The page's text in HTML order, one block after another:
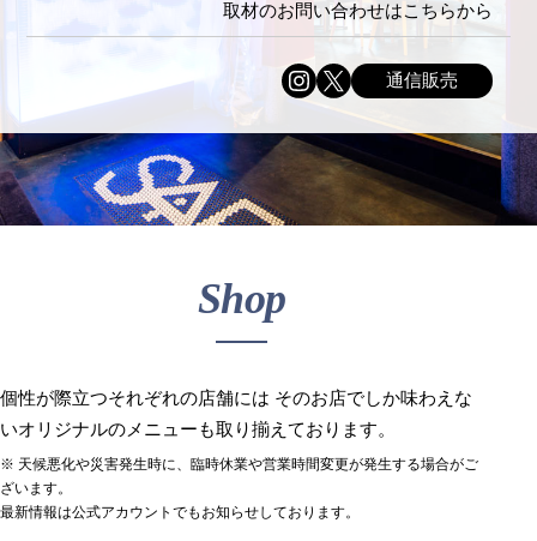
取材のお問い合わせはこちらから
通信販売
Shop
個性が際立つそれぞれの店舗には そのお店でしか味わえな
いオリジナルのメニューも取り揃えております。
※ 天候悪化や災害発生時に、臨時休業や営業時間変更が発生する場合がご
ざいます。
最新情報は公式アカウントでもお知らせしております。